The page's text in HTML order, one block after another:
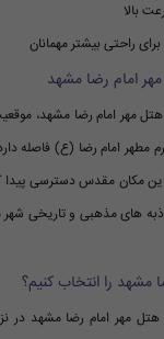
بالا
راحتی بیشتر مهمانان
امام رضا مشهد
هتل مهر امام رضا مشهد،
از حرم مطهر امام رضا (ع)
این مکان مقدس دسترسی
های مذهبی و تاریخی شهر
مشهد را انتخاب کنیم؟
هتل مهر امام رضا مشهد در